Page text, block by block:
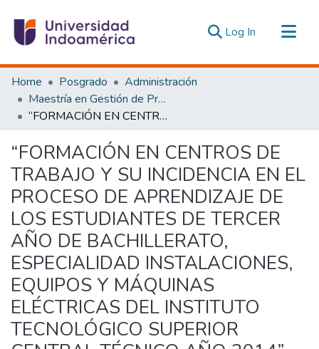
Log In (current)
Communities & Collections
All of DSpace
Statistics
Estadísticas Externas
Home Posgrado
Administración
Maestría en Gestión de Proyectos Socioproductivos
“FORMACIÓN EN CENTROS DE TRABAJO Y SU INCIDENCIA EN EL PROCESO DE APRENDIZAJE DE LOS ESTUDIANTES DE TERCER AÑO DE BACHILLERATO, ESPECIALIDAD INSTALACIONES, EQUIPOS Y MÁQUINAS ELÉCTRICAS DEL INSTITUTO TECNOLÓGICO SUPERIOR CENTRAL TÉCNICO AÑO 2014”
“FORMACIÓN EN CENTROS DE
TRABAJO Y SU INCIDENCIA EN EL
PROCESO DE APRENDIZAJE DE
LOS ESTUDIANTES DE TERCER
AÑO DE BACHILLERATO,
ESPECIALIDAD INSTALACIONES,
EQUIPOS Y MÁQUINAS
ELÉCTRICAS DEL INSTITUTO
TECNOLÓGICO SUPERIOR